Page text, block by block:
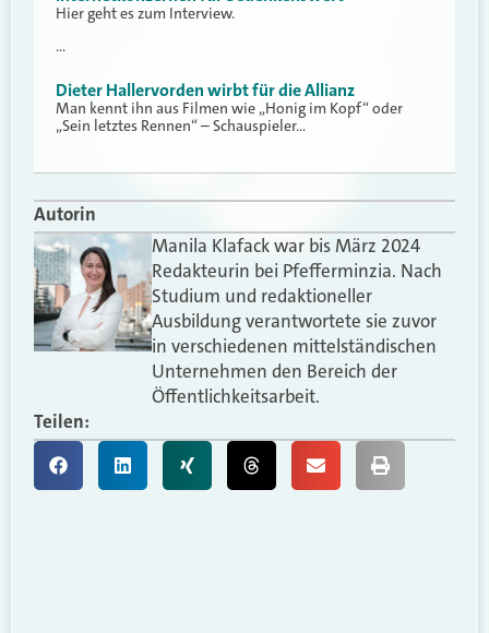
Hier geht es zum Interview.
…
Dieter Hallervorden wirbt für die Allianz
Man kennt ihn aus Filmen wie „Honig im Kopf“ oder
„Sein letztes Rennen“ – Schauspieler…
Autorin
Manila Klafack war bis März 2024
Redakteurin bei Pfefferminzia. Nach
Studium und redaktioneller
Ausbildung verantwortete sie zuvor
in verschiedenen mittelständischen
Unternehmen den Bereich der
Öffentlichkeitsarbeit.
Teilen: